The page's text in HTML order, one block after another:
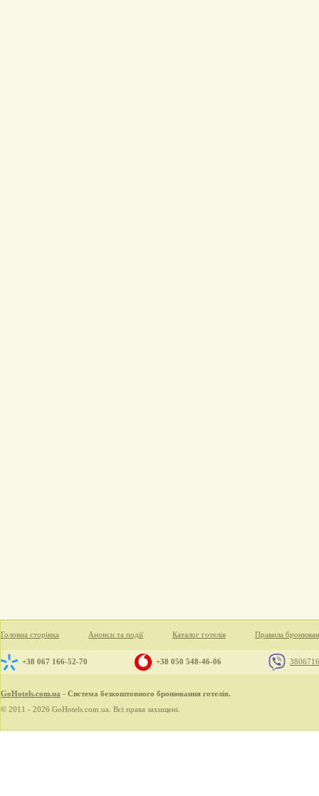
Головна сторінка Анонси та події Каталог готелів Правила
+38 067 166-52-70 +38 050 548-46-06
GoHotels.com.ua - Система безкоштовного бронювання готелів.
© 2011 - 2026 GoHotels.com.ua. Всі права захищені.